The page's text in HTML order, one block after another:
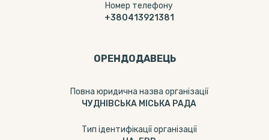
Номер телефону
+380413921381
ОРЕНДОДАВЕЦЬ
Повна юридична назва організації
ЧУДНІВСЬКА МІСЬКА РАДА
Тип ідентифікації організації